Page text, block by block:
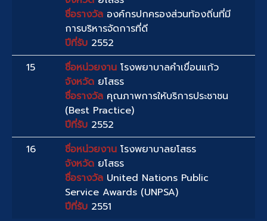
ชื่อรางวัล องค์กรปกครองส่วนท้องถิ่นที่มี
การบริหารจัดการที่ดี
ปีที่รับ 2552
15
ชื่อหน่วยงาน โรงพยาบาลคำเขื่อนแก้ว
จังหวัด ยโสธร
ชื่อรางวัล คุณภาพการให้บริการประชาชน
(Best Practice)
ปีที่รับ 2552
16
ชื่อหน่วยงาน โรงพยาบาลยโสธร
จังหวัด ยโสธร
ชื่อรางวัล United Nations Public
Service Awards (UNPSA)
ปีที่รับ 2551